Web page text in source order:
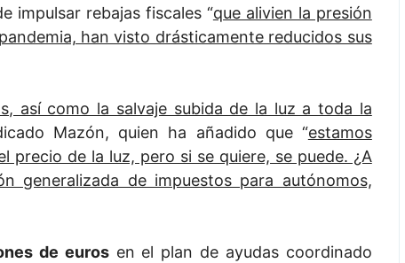
impulsar rebajas fiscales “que alivien la presión
han visto drásticamente reducidos sus
así como la salvaje subida de la luz a toda la
Mazón, quien ha añadido que “estamos
precio de la luz, pero si se quiere, se puede. ¿A
generalizada de impuestos para autónomos,
de eurosen el plan de ayudas coordinado